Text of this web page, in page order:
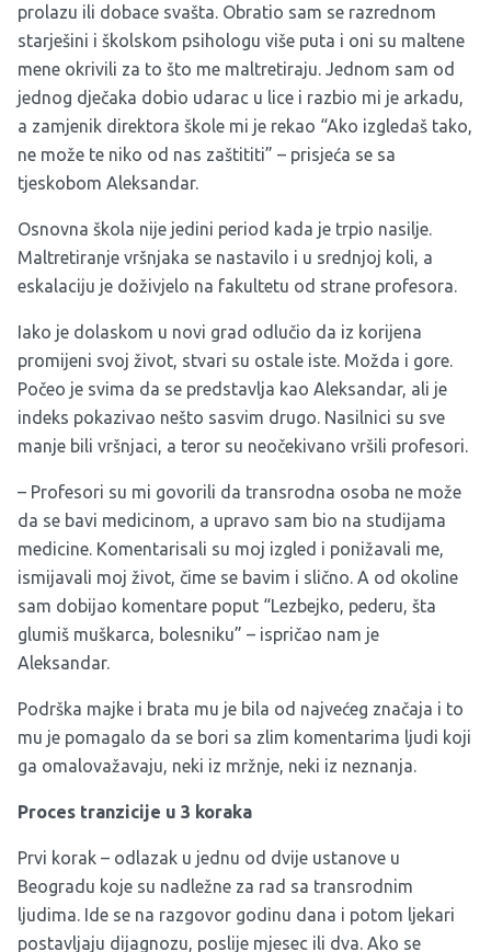
prolazu ili dobace svašta. Obratio sam se razrednom
starješini i školskom psihologu više puta i oni su maltene
mene okrivili za to što me maltretiraju. Jednom sam od
jednog dječaka dobio udarac u lice i razbio mi je arkadu,
a zamjenik direktora škole mi je rekao “Ako izgledaš tako,
ne može te niko od nas zaštititi” – prisjeća se sa
tjeskobom Aleksandar.
Osnovna škola nije jedini period kada je trpio nasilje.
Maltretiranje vršnjaka se nastavilo i u srednjoj koli, a
eskalaciju je doživjelo na fakultetu od strane profesora.
Iako je dolaskom u novi grad odlučio da iz korijena
promijeni svoj život, stvari su ostale iste. Možda i gore.
Počeo je svima da se predstavlja kao Aleksandar, ali je
indeks pokazivao nešto sasvim drugo. Nasilnici su sve
manje bili vršnjaci, a teror su neočekivano vršili profesori.
– Profesori su mi govorili da transrodna osoba ne može
da se bavi medicinom, a upravo sam bio na studijama
medicine. Komentarisali su moj izgled i ponižavali me,
ismijavali moj život, čime se bavim i slično. A od okoline
sam dobijao komentare poput “Lezbejko, pederu, šta
glumiš muškarca, bolesniku” – ispričao nam je
Aleksandar.
Podrška majke i brata mu je bila od najvećeg značaja i to
mu je pomagalo da se bori sa zlim komentarima ljudi koji
ga omalovažavaju, neki iz mržnje, neki iz neznanja.
Proces tranzicije u 3 koraka
Prvi korak – odlazak u jednu od dvije ustanove u
Beogradu koje su nadležne za rad sa transrodnim
ljudima. Ide se na razgovor godinu dana i potom ljekari
postavljaju dijagnozu, poslije mjesec ili dva. Ako se